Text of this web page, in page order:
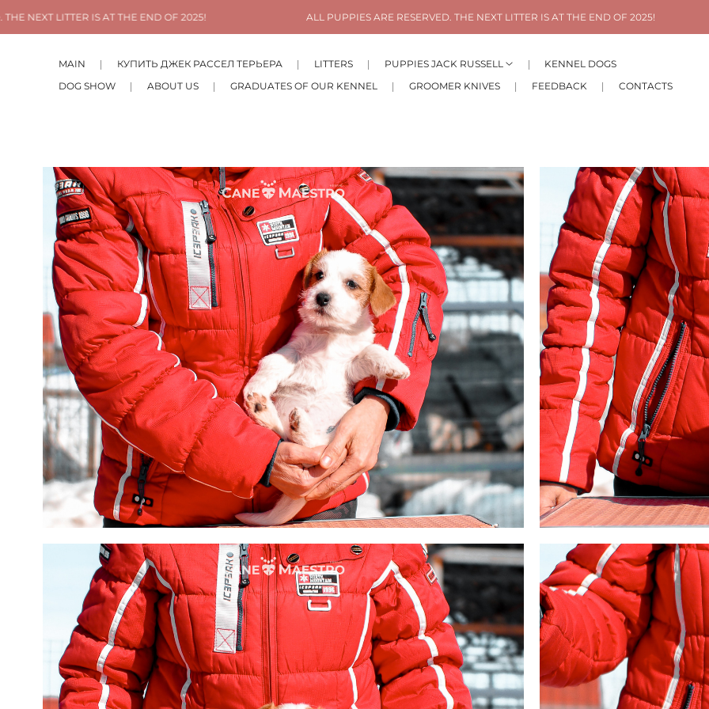
MAIN КУПИТЬ ДЖЕК РАССЕЛ ТЕРЬЕРА LITTERS PUPPIES JACK RUSSELL
KENNEL DOGS
DOG SHOW
ABOUT US GRADUATES OF OUR KENNEL GROOMER KNIVES FEEDBACK CONTACTS
IS AT THE END OF 2025! ALL PUPPIES ARE RESERVED. THE NEXT LITTER IS AT THE END OF 2025!